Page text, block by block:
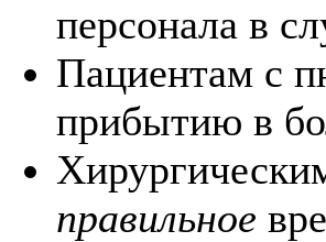
персонала в
Пациентам с
прибытию в
правильное